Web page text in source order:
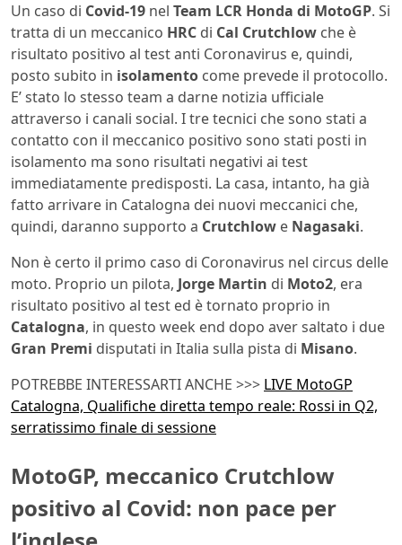
Un caso di Covid-19 nel Team LCR Honda di MotoGP. Si
tratta di un meccanico HRC di Cal Crutchlow che è
risultato positivo al test anti Coronavirus e, quindi,
posto subito in isolamento come prevede il protocollo.
E’ stato lo stesso team a darne notizia ufficiale
attraverso i canali social. I tre tecnici che sono stati a
contatto con il meccanico positivo sono stati posti in
isolamento ma sono risultati negativi ai test
immediatamente predisposti. La casa, intanto, ha già
fatto arrivare in Catalogna dei nuovi meccanici che,
quindi, daranno supporto a Crutchlow e Nagasaki.
Non è certo il primo caso di Coronavirus nel circus delle
moto. Proprio un pilota, Jorge Martin di Moto2, era
risultato positivo al test ed è tornato proprio in
Catalogna, in questo week end dopo aver saltato i due
Gran Premi disputati in Italia sulla pista di Misano.
POTREBBE INTERESSARTI ANCHE >>> LIVE MotoGP
Catalogna, Qualifiche diretta tempo reale: Rossi in Q2,
serratissimo finale di sessione
MotoGP, meccanico Crutchlow
positivo al Covid: non pace per